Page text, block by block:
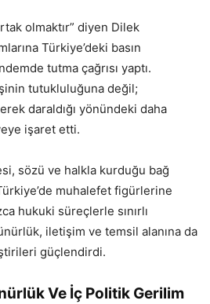
olmaktır” diyen Dilek
Türkiye’deki basın
tutma çağrısı yaptı.
tutukluluğuna değil;
daraldığı yönündeki daha
işaret etti.
sözü ve halkla kurduğu bağ
muhalefet figürlerine
hukuki süreçlerle sınırlı
iletişim ve temsil alanına da
güçlendirdi.
Ve İç Politik Gerilim